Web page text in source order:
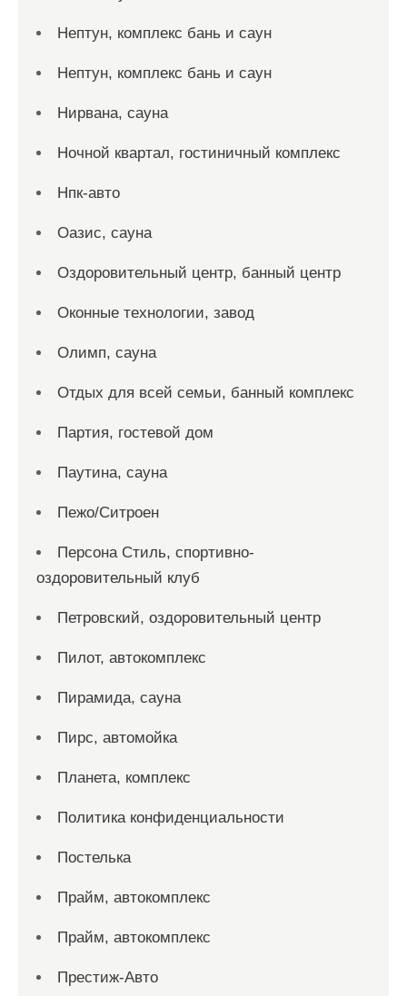
Нептун, комплекс бань и саун
Нептун, комплекс бань и саун
Нирвана, сауна
Ночной квартал, гостиничный комплекс
Нпк-авто
Оазис, сауна
Оздоровительный центр, банный центр
Оконные технологии, завод
Олимп, сауна
Отдых для всей семьи, банный комплекс
Партия, гостевой дом
Паутина, сауна
Пежо/Ситроен
Персона Стиль, спортивно-
оздоровительный клуб
Петровский, оздоровительный центр
Пилот, автокомплекс
Пирамида, сауна
Пирс, автомойка
Планета, комплекс
Политика конфиденциальности
Постелька
Прайм, автокомплекс
Прайм, автокомплекс
Престиж-Авто